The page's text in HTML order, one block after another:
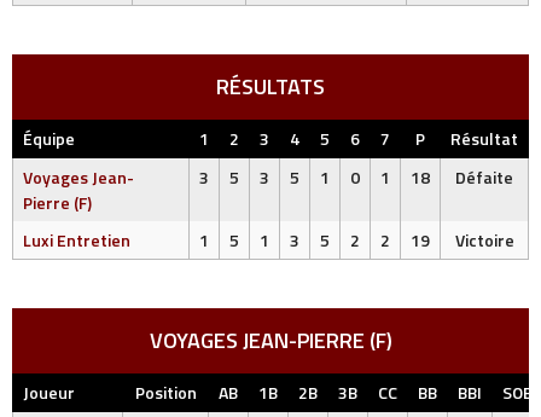
RÉSULTATS
Équipe 1 2 3 4 5 6 7 P
Résultat
Voyages Jean-
Pierre (F)
3 5 3 5 1 0 1 18 Défaite
Luxi Entretien 1 5 1 3 5 2 2 19 Victoire
VOYAGES JEAN-PIERRE (F)
Joueur Position AB 1B 2B 3B CC BB BBI
SOE